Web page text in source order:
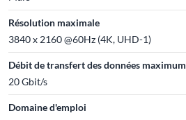
Résolution maximale
3840 x 2160 @60Hz (4K, UHD-1)
Débit de transfert des données maximum
20 Gbit/s
Domaine d'emploi